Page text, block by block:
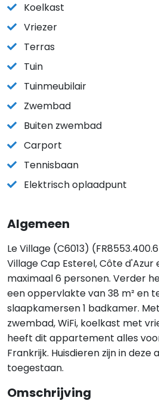
Koelkast
Vriezer
Terras
Tuin
Tuinmeubilair
Zwembad
Buiten zwembad
Carport
Tennisbaan
Elektrisch oplaadpunt
Algemeen
Le Village (C6013)
Village Cap Esterel, Côte
maximaal 6 personen. Verder
een oppervlakte van 38 m² en
slaapkamersen 1 badkamer.
zwembad, WiFi, koelkast met
heeft dit appartement alles
Frankrijk. Huisdieren zijn in
toegestaan.
Omschrijving